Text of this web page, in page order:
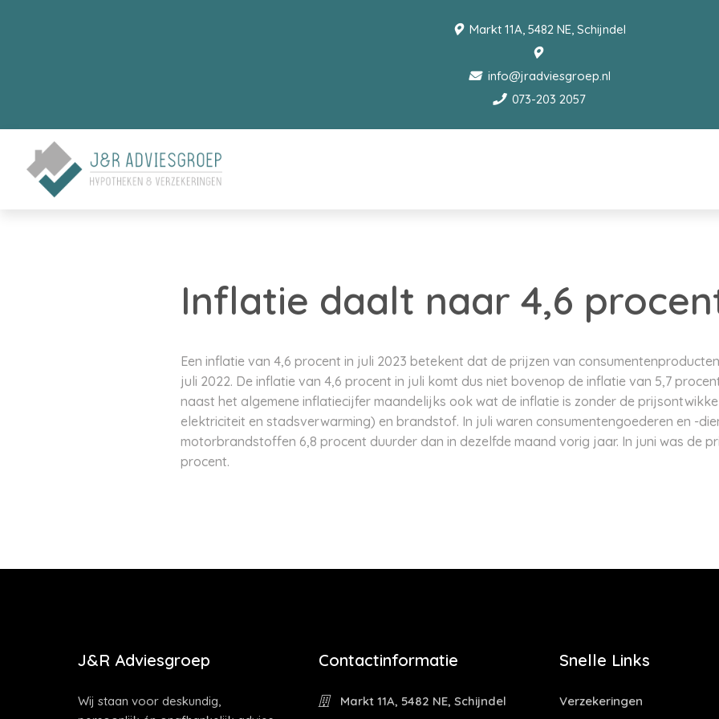
Markt 11A, 5482 NE, Schijndel
info@jradviesgroep.nl
073-203 2057
Inflatie daalt naar 4,6
Een inflatie van 4,6 procent in juli 2023 betekent dat de prijzen van
juli 2022. De inflatie van 4,6 procent in juli komt dus niet bovenop de inflatie van 5,7
naast het algemene inflatiecijfer maandelijks ook wat de inflatie is zonder de
elektriciteit en stadsverwarming) en brandstof. In juli waren consumentengoederen en -
motorbrandstoffen 6,8 procent duurder dan in dezelfde maand vorig jaar. In juni was de
procent.
J&R Adviesgroep
Wij staan voor deskundig,
Contactinformatie
Markt 11A, 5482 NE, Schijndel
Snelle Links
Verzekeringen